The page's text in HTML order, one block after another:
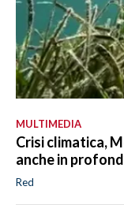
MULTIMEDIA
Crisi climatica,
anche in
Red